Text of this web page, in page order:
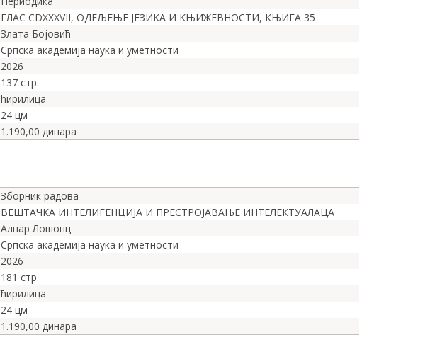
ГЛАС CDXXXVII, ОДЕЉЕЊЕ ЈЕЗИКА И КЊИЖЕВНОСТИ, КЊИГА 35
Злата Бојовић
Српска академија наука и уметности
2026
137 стр.
ћирилица
24 цм
1.190,00 динара
Зборник радова
ВЕШТАЧКА ИНТЕЛИГЕНЦИЈА И ПРЕСТРОЈАВАЊЕ ИНТЕЛЕКТУАЛАЦА
Алпар Лошонц
Српска академија наука и уметности
2026
181 стр.
ћирилица
24 цм
1.190,00 динара